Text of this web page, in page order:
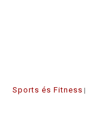
Sports és Fitness